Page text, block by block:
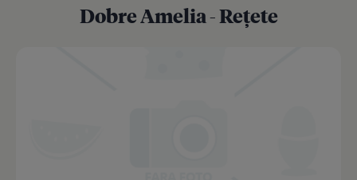
Dobre Amelia - Rețete